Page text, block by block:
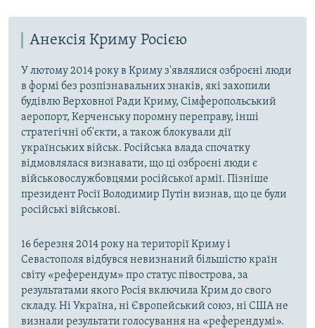
Анексія Криму Росією
У лютому 2014 року в Криму з'являлися озброєні люди
в формі без розпізнавальних знаків, які захопили
будівлю Верховної Ради Криму, Сімферопольський
аеропорт, Керченську поромну переправу, інші
стратегічні об'єкти, а також блокували дії
українських військ. Російська влада спочатку
відмовлялася визнавати, що ці озброєні люди є
військовослужбовцями російської армії. Пізніше
президент Росії Володимир Путін визнав, що це були
російські військові.
16 березня 2014 року на території Криму і
Севастополя відбувся невизнаний більшістю країн
світу «референдум» про статус півострова, за
результатами якого Росія включила Крим до свого
складу. Ні Україна, ні Європейський союз, ні США не
визнали результати голосування на «референдумі».